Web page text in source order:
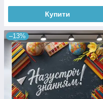
Купити
–13%